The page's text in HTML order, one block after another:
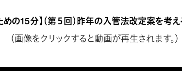
めの15分】（第５回）昨年の入管法改定案を
（画像をクリックすると動画が再生されます。）